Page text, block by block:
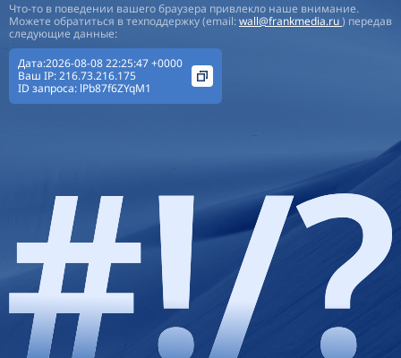
Что-то в поведении вашего браузера привлекло наше внимание.
Можете обратиться в техподдержку (email:wall@frankmedia.ru) передав
следующие данные:
Дата:2026-08-08 22:25:47 +0000
Ваш IP:216.73.216.175
ID запроса: lPb87f6ZYqM1